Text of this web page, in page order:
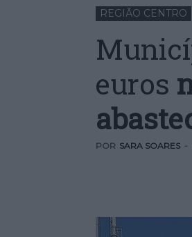
REGIÃO CENTRO
euros
POR SARA SOARES -